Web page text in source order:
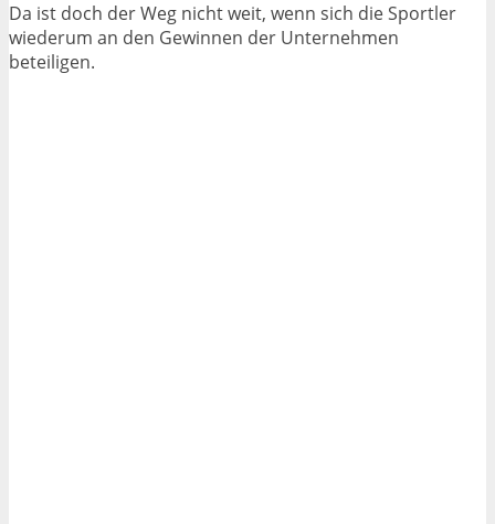
Da ist doch der Weg nicht weit, wenn sich die Sportler
wiederum an den Gewinnen der Unternehmen
beteiligen.